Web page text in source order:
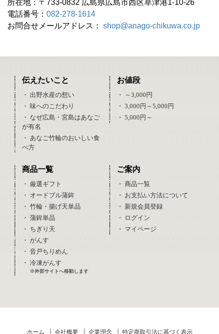
所在地：〒733-0832 広島県広島市西区草津港1-10-26
電話番号： 082-278-1614
お問合せメールアドレス： shop@anago-chikuwa.co.jp
伝えたいこと
・ 出野水産の想い
・ 味へのこだわり
・ なぜ広島・宮島はあなご
が有名
・ あなご竹輪のおいしい食
べ方
お値段
・ ～3,000円
・ 3,000円～5,000円
・ 5,000円～
商品一覧
・ 厳選ギフト
・ オードブル蒲鉾
・ 竹輪・揚げ天単品
・ 蒲鉾単品
・ ちぎり天
・ がんす
・ 音戸ちりめん
・ 冷凍がんす
※外部サイトへ移動します
ご案内
・ 商品一覧
・ お支払い方法について
・ 新規会員登録
・ ログイン
・ マイページ
ホーム 会社概要 企業理念 特定商取引法に基づく表示